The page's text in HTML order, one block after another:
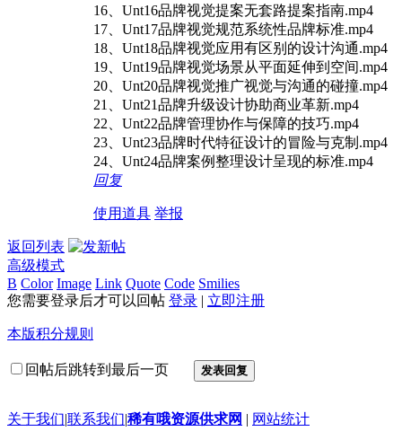
16、Unt16品牌视觉提案无套路提案指南.mp4
17、Unt17品牌视觉规范系统性品牌标准.mp4
18、Unt18品牌视觉应用有区别的设计沟通.mp4
19、Unt19品牌视觉场景从平面延伸到空间.mp4
20、Unt20品牌视觉推广视觉与沟通的碰撞.mp4
21、Unt21品牌升级设计协助商业革新.mp4
22、Unt22品牌管理协作与保障的技巧.mp4
23、Unt23品牌时代特征设计的冒险与克制.mp4
24、Unt24品牌案例整理设计呈现的标准.mp4
回复
使用道具 举报
返回列表
高级模式
B Color Image Link Quote Code Smilies
您需要登录后才可以回帖 登录 | 立即注册
本版积分规则
回帖后跳转到最后一页 发表回复
关于我们|联系我们|稀有哦资源供求网 | 网站统计